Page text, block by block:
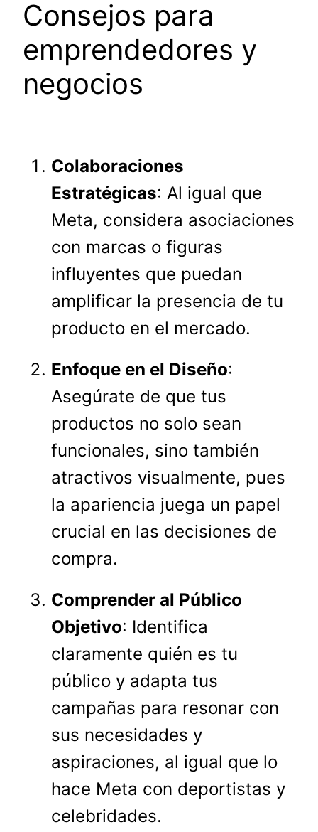
Consejos para
emprendedores y
negocios
Colaboraciones
Estratégicas: Al igual que
Meta, considera asociaciones
con marcas o figuras
influyentes que puedan
amplificar la presencia de tu
producto en el mercado.
Enfoque en el Diseño:
Asegúrate de que tus
productos no solo sean
funcionales, sino también
atractivos visualmente, pues
la apariencia juega un papel
crucial en las decisiones de
compra.
Comprender al Público
Objetivo: Identifica
claramente quién es tu
público y adapta tus
campañas para resonar con
sus necesidades y
aspiraciones, al igual que lo
hace Meta con deportistas y
celebridades.